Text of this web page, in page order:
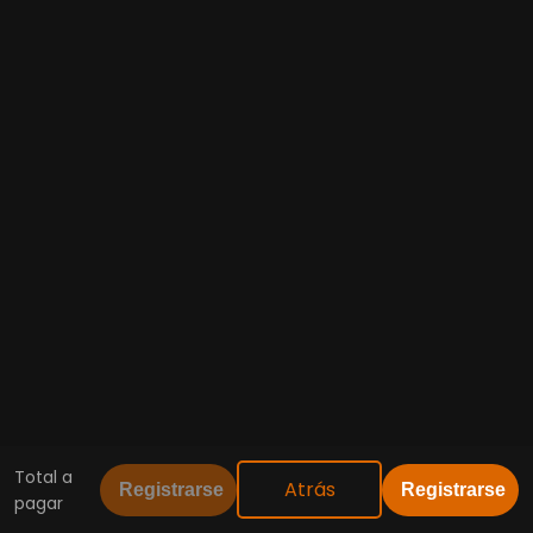
Total a
pagar
Registrarse Atrás Registrarse